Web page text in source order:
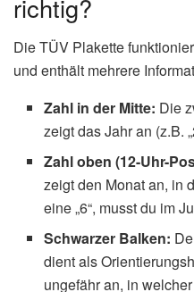
richtig?
Die TÜV Plakette
und enthält mehrere
Zahl in der Mitte: Die
zeigt das Jahr an (z.B.
Zahl oben (12-Uhr-
zeigt den Monat an, in
eine „6“, musst du im
Schwarzer Balken:
dient als
ungefähr an, in